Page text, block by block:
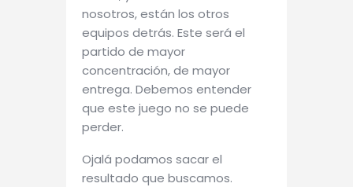
nosotros, están los otros
equipos detrás. Este será el
partido de mayor
concentración, de mayor
entrega. Debemos entender
que este juego no se puede
perder.
Ojalá podamos sacar el
resultado que buscamos.